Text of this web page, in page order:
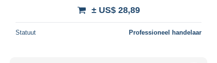
± US$ 28,89
Statuut Professioneel handelaar